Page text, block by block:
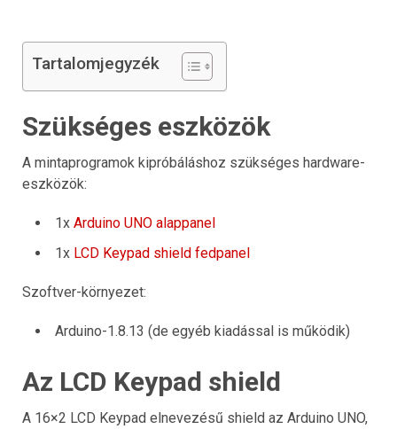
Tartalomjegyzék
Szükséges eszközök
A mintaprogramok kipróbáláshoz szükséges hardware-
eszközök:
1x Arduino UNO alappanel
1x LCD Keypad shield fedpanel
Szoftver-környezet:
Arduino-1.8.13 (de egyéb kiadással is működik)
Az LCD Keypad shield
A 16×2 LCD Keypad elnevezésű shield az Arduino UNO,